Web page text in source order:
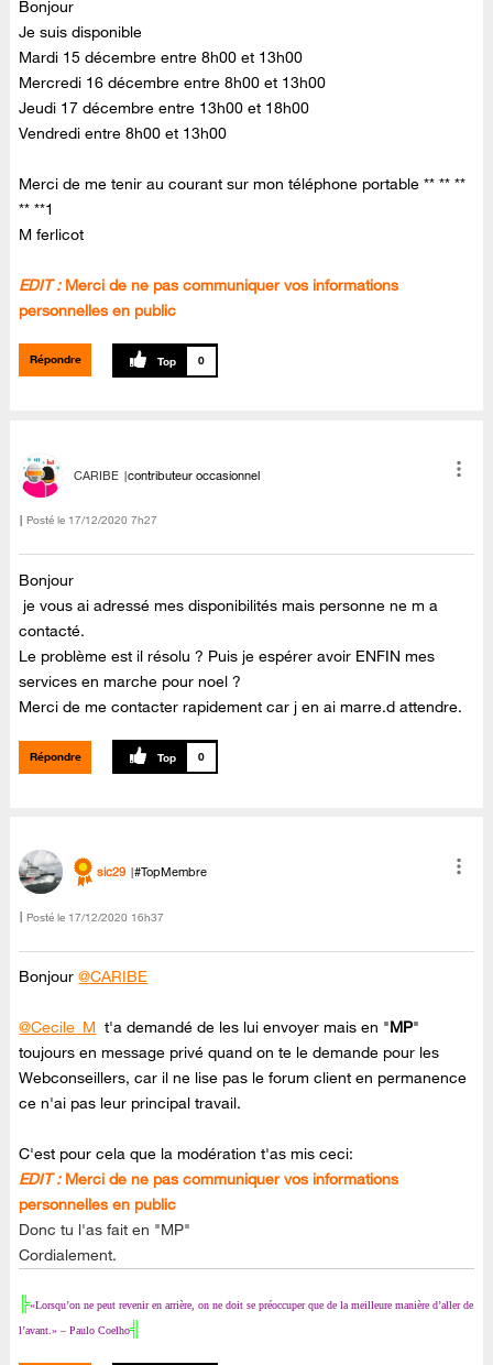
Bonjour
Je suis disponible
Mardi 15 décembre entre 8h00 et 13h00
Mercredi 16 décembre entre 8h00 et 13h00
Jeudi 17 décembre entre 13h00 et 18h00
Vendredi entre 8h00 et 13h00
Merci de me tenir au courant sur mon téléphone portable ** ** **
** **1
M ferlicot
EDIT : Merci de ne pas communiquer vos informations
personnelles en public
Répondre 0
CARIBE contributeur occasionnel
Posté le ‎17/12/2020 7h27
Bonjour
je vous ai adressé mes disponibilités mais personne ne m a
contacté.
Le problème est il résolu ? Puis je espérer avoir ENFIN mes
services en marche pour noel ?
Merci de me contacter rapidement car j en ai marre.d attendre.
Répondre 0
sic29 #TopMembre
Posté le ‎17/12/2020 16h37
Bonjour@CARIBE
@Cecile_M t'a demandé de les lui envoyer mais en "MP"
toujours en message privé quand on te le demande pour les
Webconseillers, car il ne lise pas le forum client en permanence
ce n'ai pas leur principal travail.
C'est pour cela que la modération t'as mis ceci:
EDIT : Merci de ne pas communiquer vos informations
personnelles en public
Donc tu l'as fait en "MP"
Cordialement.
╠«Lorsqu’on ne peut revenir en arrière, on ne doit se préoccuper que de la meilleure manière d’aller de
l’avant.» – Paulo Coelho╣